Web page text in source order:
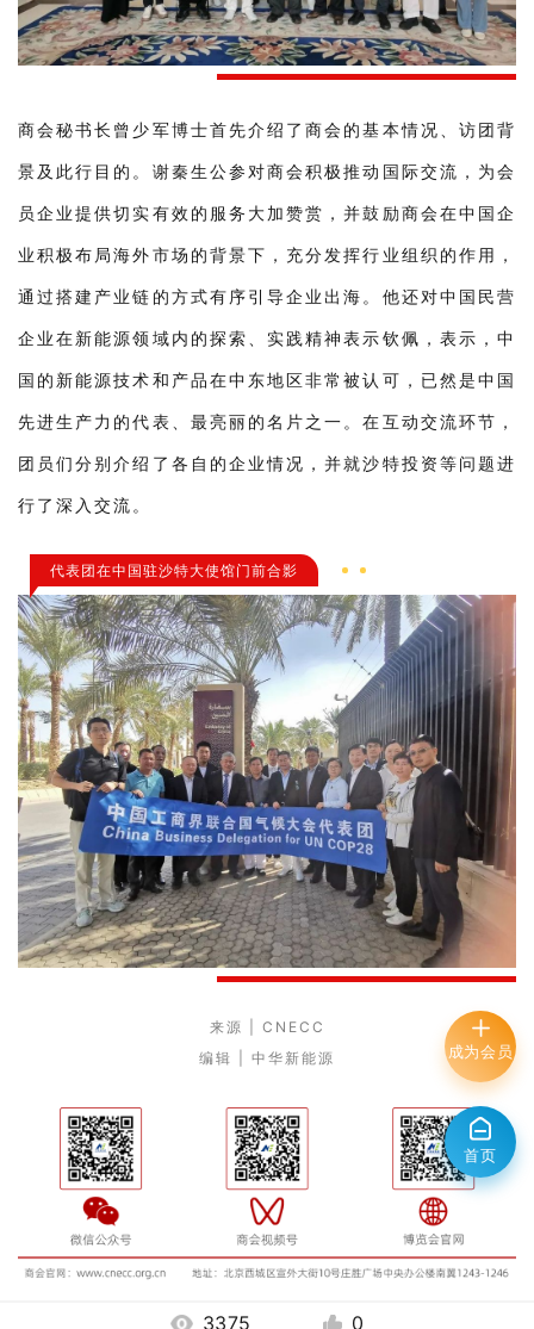
商会秘书长曾少军博士首先介绍了商会的基本情况、访团背
景及此行目的。谢秦生公参对商会积极推动国际交流，为会
员企业提供切实有效的服务大加赞赏，并鼓励商会在中国企
业积极布局海外市场的背景下，充分发挥行业组织的作用，
通过搭建产业链的方式有序引导企业出海。他还对中国民营
企业在新能源领域内的探索、实践精神表示钦佩，表示，中
国的新能源技术和产品在中东地区非常被认可，已然是中国
先进生产力的代表、最亮丽的名片之一。在互动交流环节，
团员们分别介绍了各自的企业情况，并就沙特投资等问题进
行了深入交流。
代表团在中国驻沙特大使馆门前合影
来源 | CNECC
编辑 | 中华新能源
3375 0
成为会员
首页